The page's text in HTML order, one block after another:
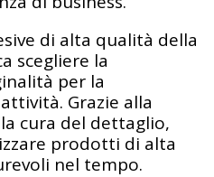
di alta qualità della
scegliere la
per la
Grazie alla
cura del dettaglio,
prodotti di alta
nel tempo.